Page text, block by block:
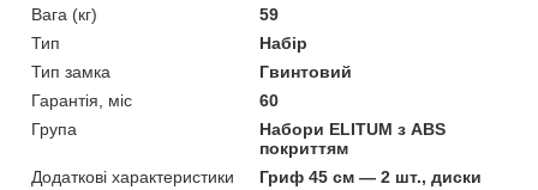
Вага (кг)
59
Тип
Набір
Тип замка
Гвинтовий
Гарантія, міс
60
Група
Набори ELITUM з ABS
покриттям
Додаткові характеристики
Гриф 45 см — 2 шт., диски